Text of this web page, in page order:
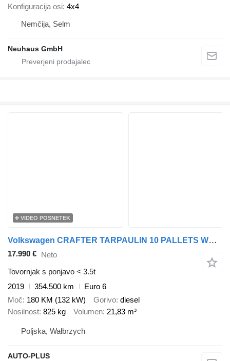
Konfiguracija osi 4x4
Nemčija, Selm
Neuhaus GmbH
VIDEO POSNETEK
Volkswagen CRAFTER TARPAULIN 10 PALLETS WEBASTO CRUISE CONTROL LED LIGHTS 1
17.990 € Neto
Tovornjak s ponjavo < 3.5t
2019
354.500 km
Euro 6
Moč 180 KM (132 kW) Gorivo diesel
Nosilnost 825 kg Volumen 21,83 m³
Poljska, Wałbrzych
AUTO-PLUS